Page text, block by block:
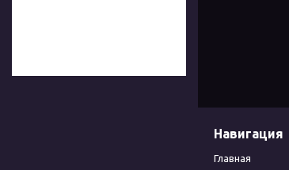
Навигация
Главная